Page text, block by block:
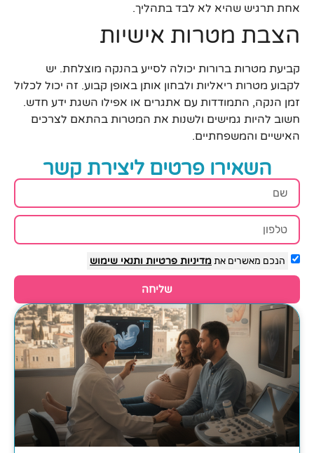
אחת תרגיש שהיא לא לבד בתהליך.
הצבת מטרות אישיות
קביעת מטרות ברורות יכולה לסייע בהנקה מוצלחת. יש
לקבוע מטרות ריאליות ולבחון אותן באופן קבוע. זה יכול לכלול
זמן הנקה, התמודדות עם אתגרים או אפילו השגת ידע חדש.
חשוב להיות גמישים ולשנות את המטרות בהתאם לצרכים
האישיים והמשפחתיים.
השאירו פרטים ליצירת קשר
הנכם מאשרים אתמדיניות פרטיות ותנאי שימוש
שליחה